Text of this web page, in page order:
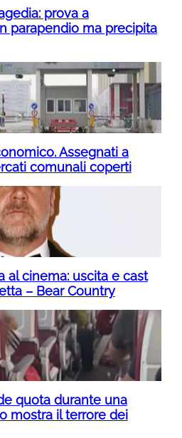
prova a
parapendio ma precipita
Assegnati a
comunali coperti
al cinema: uscita e cast
– Bear Country
quota durante una
mostra il terrore dei